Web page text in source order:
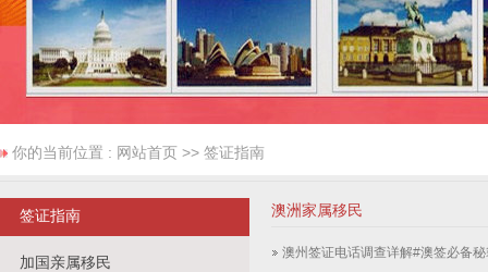
你的当前位置 : 网站首页 >> 签证指南
签证指南
加国亲属移民
澳洲家属移民
澳州签证电话调查详解#澳签必备